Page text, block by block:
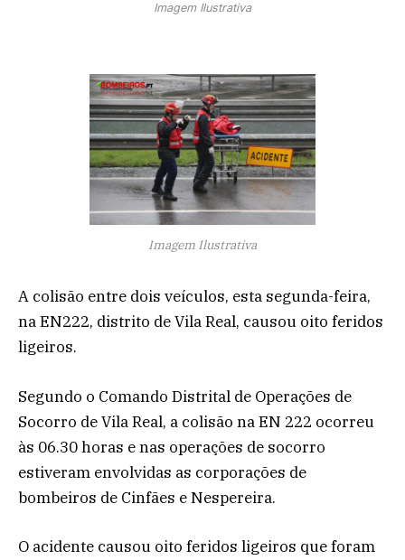
Imagem Ilustrativa
Imagem Ilustrativa
A colisão entre dois veículos, esta segunda-feira,
na EN222, distrito de Vila Real, causou oito feridos
ligeiros.
Segundo o Comando Distrital de Operações de
Socorro de Vila Real, a colisão na EN 222 ocorreu
às 06.30 horas e nas operações de socorro
estiveram envolvidas as corporações de
bombeiros de Cinfães e Nespereira.
O acidente causou oito feridos ligeiros que foram